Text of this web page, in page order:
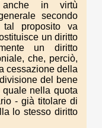
anche in virtù
secondo
proposito va
un diritto
un diritto
che, perciò,
cessazione della
del bene
nella quota
- già titolare di
lo stesso diritto